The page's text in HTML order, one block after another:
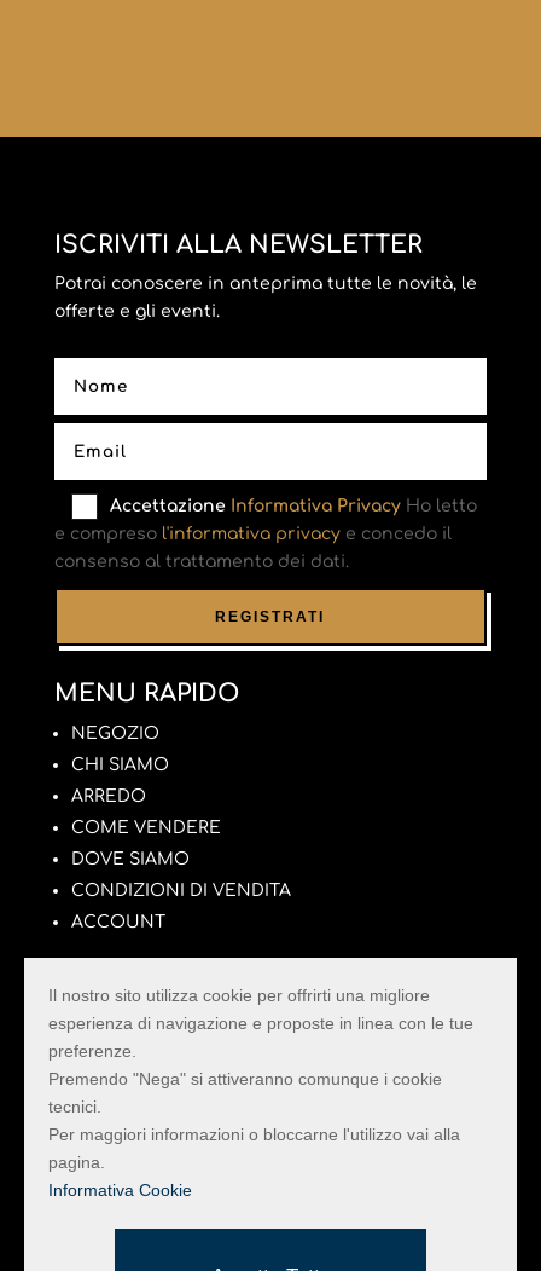
ISCRIVITI ALLA NEWSLETTER
Potrai conoscere in anteprima tutte le novità, le
offerte e gli eventi.
Accettazione Informativa PrivacyHo letto
e compreso l'informativa privacye concedo il
consenso al trattamento dei dati.
MENU RAPIDO
NEGOZIO
CHI SIAMO
ARREDO
COME VENDERE
DOVE SIAMO
CONDIZIONI DI VENDITA
ACCOUNT
La Pulce con il Tarlo
Il Mercatino dell’Usato della Provincia di Rimini
con il più vasto assortimento di Mobili e Oggetti
di arredo e design vintage.
Il nostro sito utilizza cookie per offrirti una migliore
esperienza di navigazione e proposte in linea con le tue
preferenze.
Premendo "Nega" si attiveranno comunque i cookie
tecnici.
Per maggiori informazioni o bloccarne l'utilizzo vai alla
pagina.
Informativa Cookie